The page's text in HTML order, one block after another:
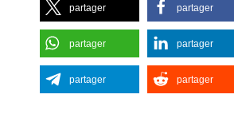
partager partager
partager partager
partager partager